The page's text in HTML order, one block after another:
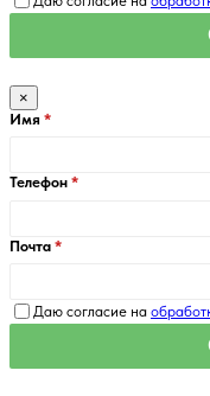
×
Имя
Телефон
Почта
Даю согласие на